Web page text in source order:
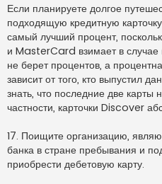
Если планируете долгое
подходящую кредитную
самый лучший процент,
и MasterCard взимает в случае
не берет процентов, а
зависит от того, кто выпустил
знать, что последние две
частности, карточки Discover
17. Поищите организацию,
банка в стране пребывания и
приобрести дебетовую карту.